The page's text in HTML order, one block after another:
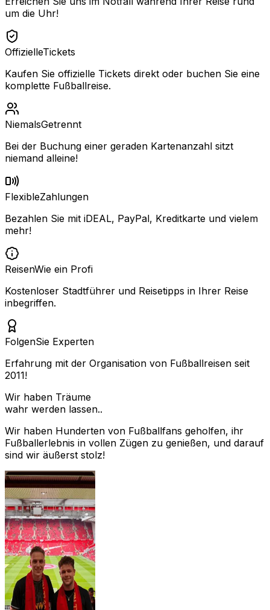
um die Uhr!
OffizielleTickets
Kaufen Sie offizielle Tickets direkt oder buchen Sie eine
komplette Fußballreise.
NiemalsGetrennt
Bei der Buchung einer geraden Kartenanzahl sitzt
niemand alleine!
FlexibleZahlungen
Bezahlen Sie mit iDEAL, PayPal, Kreditkarte und vielem
mehr!
ReisenWie ein Profi
Kostenloser Stadtführer und Reisetipps in Ihrer Reise
inbegriffen.
FolgenSie Experten
Erfahrung mit der Organisation von Fußballreisen seit
2011!
Wir haben Träume
wahr werden lassen..
Wir haben Hunderten von Fußballfans geholfen, ihr
Fußballerlebnis in vollen Zügen zu genießen, und darauf
sind wir äußerst stolz!